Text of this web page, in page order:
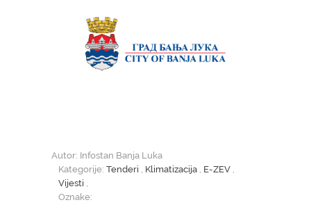
Autor: Infostan Banja Luka
Kategorije: Tenderi Klimatizacija E-ZEV
Vijesti
Oznake: